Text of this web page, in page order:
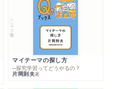
シリーズ・全集
マイテーマの探し方
─探究学習ってどうやるの？
片岡則夫著